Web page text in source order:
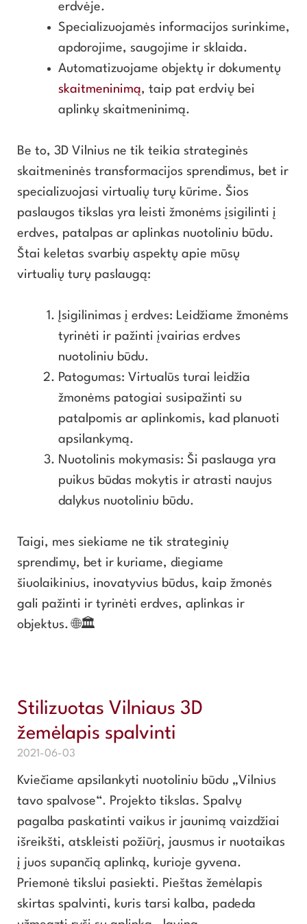
erdvėje.
Specializuojamės informacijos surinkime,
apdorojime, saugojime ir sklaida.
Automatizuojame objektų ir dokumentų
skaitmeninimą, taip pat erdvių bei
aplinkų skaitmeninimą.
Be to, 3D Vilnius ne tik teikia strateginės
skaitmeninės transformacijos sprendimus, bet ir
specializuojasi virtualių turų kūrime. Šios
paslaugos tikslas yra leisti žmonėms įsigilinti į
erdves, patalpas ar aplinkas nuotoliniu būdu.
Štai keletas svarbių aspektų apie mūsų
virtualių turų paslaugą:
Įsigilinimas į erdves: Leidžiame žmonėms
tyrinėti ir pažinti įvairias erdves
nuotoliniu būdu.
Patogumas: Virtualūs turai leidžia
žmonėms patogiai susipažinti su
patalpomis ar aplinkomis, kad planuoti
apsilankymą.
Nuotolinis mokymasis: Ši paslauga yra
puikus būdas mokytis ir atrasti naujus
dalykus nuotoliniu būdu.
Taigi, mes siekiame ne tik strateginių
sprendimų, bet ir kuriame, diegiame
šiuolaikinius, inovatyvius būdus, kaip žmonės
gali pažinti ir tyrinėti erdves, aplinkas ir
objektus. 🌐🏛️
Stilizuotas Vilniaus 3D
žemėlapis spalvinti
2021-06-03
Kviečiame apsilankyti nuotoliniu būdu „Vilnius
tavo spalvose“. Projekto tikslas. Spalvų
pagalba paskatinti vaikus ir jaunimą vaizdžiai
išreikšti, atskleisti požiūrį, jausmus ir nuotaikas
į juos supančią aplinką, kurioje gyvena.
Priemonė tikslui pasiekti. Pieštas žemėlapis
skirtas spalvinti, kuris tarsi kalba, padeda